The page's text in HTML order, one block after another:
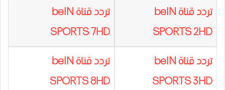
تردد قناة beIN
SPORTS 2HD
تردد قناة beIN
SPORTS 7HD
تردد قناة beIN
SPORTS 3HD
تردد قناة beIN
SPORTS 8HD